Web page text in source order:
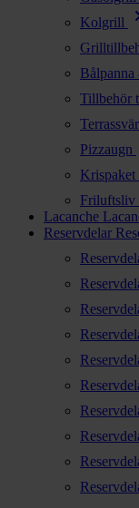
Kolgrill
Tillbehör
Pizzaugn
Krispaket
Friluftsliv
Lacanche
Reservdelar